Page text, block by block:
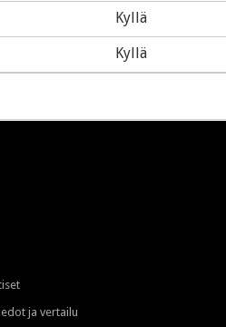
Kyllä
Kyllä
ja vertailu